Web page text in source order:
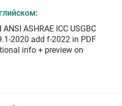
ASHRAE ICC USGBC
2020 add f-2022 in PDF
info + preview on